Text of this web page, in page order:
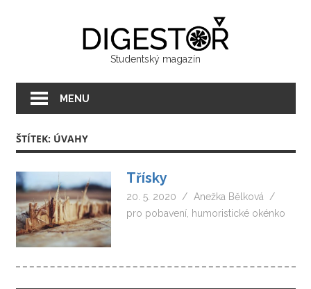
Studentský magazín
MENU
ŠTÍTEK: ÚVAHY
Třísky
20. 5. 2020
Anežka Bělková
pro pobavení humoristické okénko